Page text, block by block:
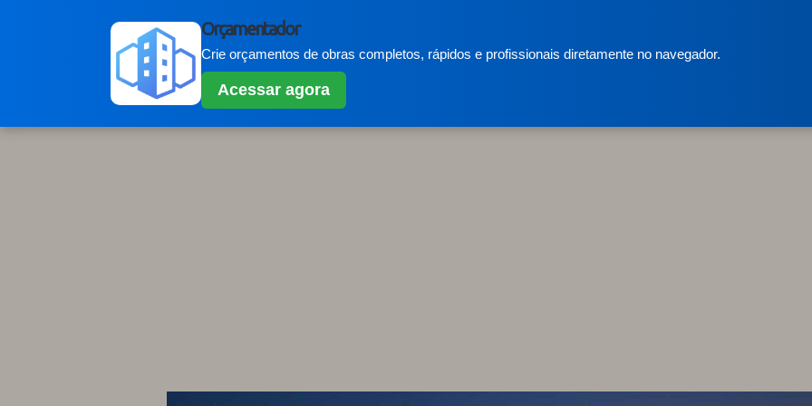
Orçamentador
Crie orçamentos de obras completos, rápidos e profissionais diretamente no navegador.
Acessar agora